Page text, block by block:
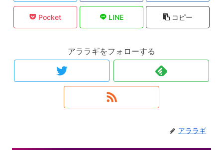
Pocket LINE コピー
アララギをフォローする
アララギ